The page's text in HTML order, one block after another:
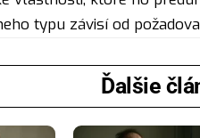
typu závisí od
Ďalšie